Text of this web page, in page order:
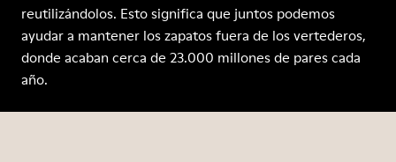
reutilizándolos. Esto significa que juntos podemos
ayudar a mantener los zapatos fuera de los vertederos,
donde acaban cerca de 23.000 millones de pares cada
año.